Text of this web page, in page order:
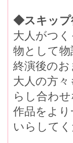
◆スキップ
大人がつ
物として物
終演後の
大人の方
らし合わ
作品をよ
いらしてく